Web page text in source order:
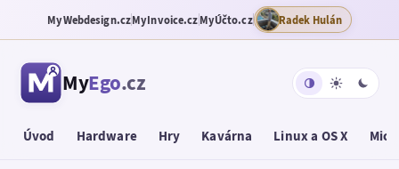
MyWebdesign.czMyInvoice.czMyÚčto.cz Radek Hulán
MyEgo.cz
Úvod Hardware Hry Kavárna Linux a OS X